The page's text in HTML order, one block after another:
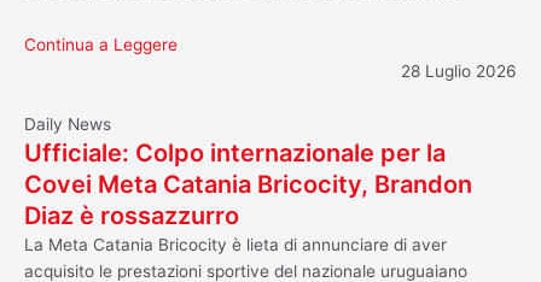
Continua a Leggere
28 Luglio 2026
Daily News
Ufficiale: Colpo internazionale per la
Covei Meta Catania Bricocity, Brandon
Diaz è rossazzurro
La Meta Catania Bricocity è lieta di annunciare di aver
acquisito le prestazioni sportive del nazionale uruguaiano